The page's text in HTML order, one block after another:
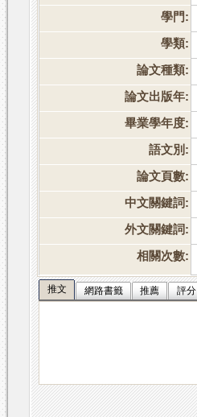
學門:
學類:
論文種類:
論文出版年:
畢業學年度:
語文別:
論文頁數:
中文關鍵詞:
外文關鍵詞:
相關次數:
推文 網路書籤 推薦 評分